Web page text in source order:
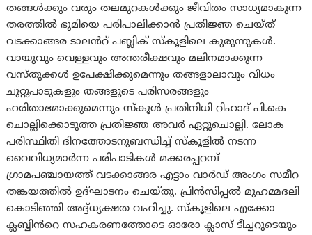
തങ്ങൾക്കും വരും തലമുറകൾക്കും ജീവിതം സാധ്യമാകുന്ന
തരത്തിൽ ഭൂമിയെ പരിപാലിക്കാൻ പ്രതിജ്ഞ ചെയ്ത്
വടക്കാങ്ങര ടാലൻറ് പബ്ലിക് സ്കൂളിലെ കുരുന്നുകൾ.
വായുവും വെള്ളവും അന്തരീക്ഷവും മലിനമാക്കുന്ന
വസ്തുക്കൾ ഉപേക്ഷിക്കുമെന്നും തങ്ങളാലാവും വിധം
ചുറ്റുപാടുകളും തങ്ങളുടെ പരിസരങ്ങളും
ഹരിതാഭമാക്കുമെന്നും സ്കൂൾ പ്രതിനിധി റിഹാദ് പി.കെ
ചൊല്ലിക്കൊടുത്ത പ്രതിജ്ഞ അവർ ഏറ്റുചൊല്ലി. ലോക
പരിസ്ഥിതി ദിനത്തോടനുബന്ധിച്ച് സ്കൂളിൽ നടന്ന
വൈവിധ്യമാർന്ന പരിപാടികൾ മക്കരപ്പറമ്പ്
ഗ്രാമപഞ്ചായത്ത് വടക്കാങ്ങര എട്ടാം വാർഡ് അംഗം സമീറ
തങ്കയത്തിൽ ഉദ്ഘാടനം ചെയ്തു. പ്രിൻസിപ്പൽ മുഹമ്മദലി
കൊടിഞ്ഞി അദ്ദ്ധ്യക്ഷത വഹിച്ചു. സ്കൂളിലെ എക്കോ
ക്ലബ്ബിൻറെ സഹകരണത്തോടെ ഓരോ ക്ലാസ് ടീച്ചറുടെയും